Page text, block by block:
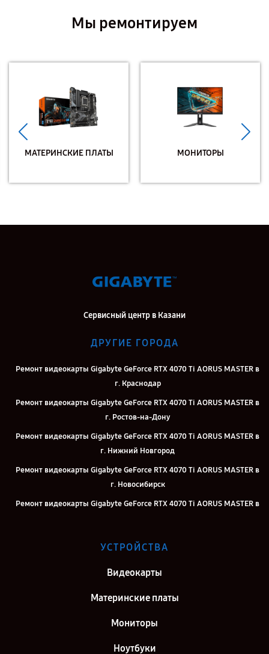
Мы ремонтируем
МАТЕРИНСКИЕ ПЛАТЫ МОНИТОРЫ
Сервисный центр в Казани
ДРУГИЕ ГОРОДА
Ремонт видеокарты Gigabyte GeForce RTX 4070 Ti AORUS MASTER в
г. Краснодар
Ремонт видеокарты Gigabyte GeForce RTX 4070 Ti AORUS MASTER в
г. Ростов-на-Дону
Ремонт видеокарты Gigabyte GeForce RTX 4070 Ti AORUS MASTER в
г. Нижний Новгород
Ремонт видеокарты Gigabyte GeForce RTX 4070 Ti AORUS MASTER в
г. Новосибирск
Ремонт видеокарты Gigabyte GeForce RTX 4070 Ti AORUS MASTER в
г. Екатеринбург
Ремонт видеокарты Gigabyte GeForce RTX 4070 Ti AORUS MASTER в
Ремонт видеокарты Gigabyte GeForce RTX 4070 Ti AORUS MASTER в
г. Саратов
УСТРОЙСТВА
Видеокарты
Материнские платы
Мониторы
Ноутбуки